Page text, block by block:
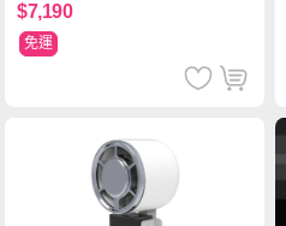
$7,190
免運